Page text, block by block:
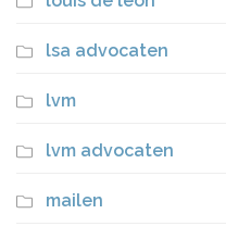
lsa advocaten
lvm
lvm advocaten
mailen